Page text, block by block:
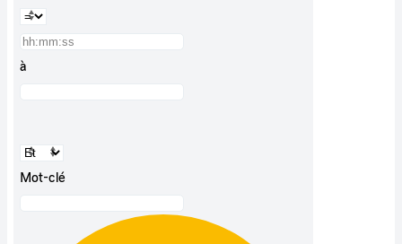
à
Mot-clé